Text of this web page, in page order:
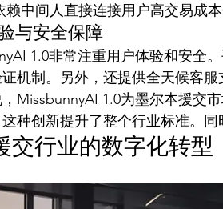
赖中间人直接连接用户高交易成
与安全保障
1.0非常注重用户体验和安全
机制。另外，还提供全天候客
MissbunnyAI 1.0为墨尔本援交
种创新提升了整个行业标准。
交行业的数字化转型